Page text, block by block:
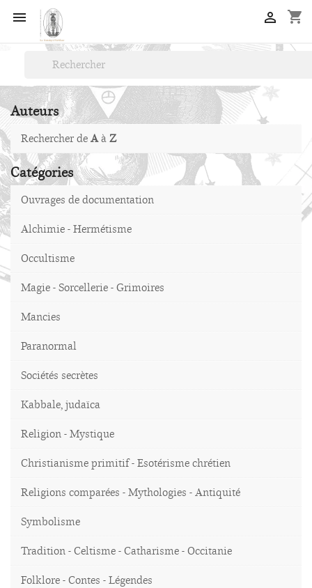
 shopping_cart

Auteurs
Rechercher deAàZ
Catégories
Ouvrages de documentation
Alchimie - Hermétisme
Occultisme
Magie - Sorcellerie - Grimoires
Mancies
Paranormal
Sociétés secrètes
Kabbale, judaïca
Religion - Mystique
Christianisme primitif - Esotérisme chrétien
Religions comparées - Mythologies - Antiquité
Symbolisme
Tradition - Celtisme - Catharisme - Occitanie
Folklore - Contes - Légendes